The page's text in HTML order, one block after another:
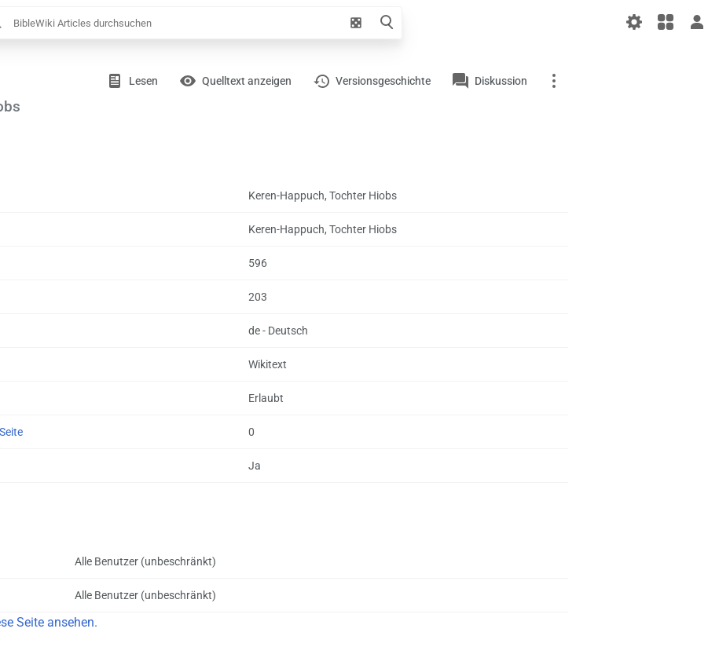
Zufälliger
Artikel
Ansichten
Lesen Quelltext anzeigen Versionsgeschichte Diskussion
Keren-Happuch, Tochter Hiobs
Keren-Happuch, Tochter Hiobs
596
203
de - Deutsch
Wikitext
Erlaubt
0
Ja
Alle Benutzer (unbeschränkt)
Alle Benutzer (unbeschränkt)
Seite ansehen.